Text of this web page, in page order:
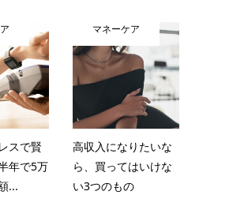
スで賢
年で5万
...
マネーケア
高収入になりたいな
ら、買ってはいけな
い3つのもの